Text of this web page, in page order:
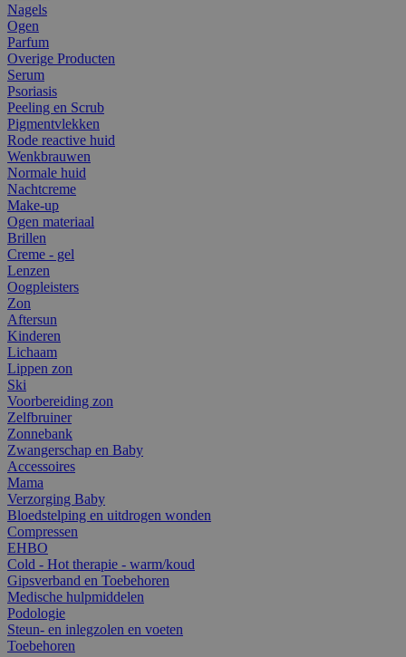
Nagels
Ogen
Parfum
Overige Producten
Serum
Psoriasis
Peeling en Scrub
Pigmentvlekken
Rode reactive huid
Wenkbrauwen
Normale huid
Nachtcreme
Make-up
Ogen materiaal
Brillen
Creme - gel
Lenzen
Oogpleisters
Zon
Aftersun
Kinderen
Lichaam
Lippen zon
Ski
Voorbereiding zon
Zelfbruiner
Zonnebank
Zwangerschap en Baby
Accessoires
Mama
Verzorging Baby
Bloedstelping en uitdrogen wonden
Compressen
EHBO
Cold - Hot therapie - warm/koud
Gipsverband en Toebehoren
Medische hulpmiddelen
Podologie
Steun- en inlegzolen en voeten
Toebehoren